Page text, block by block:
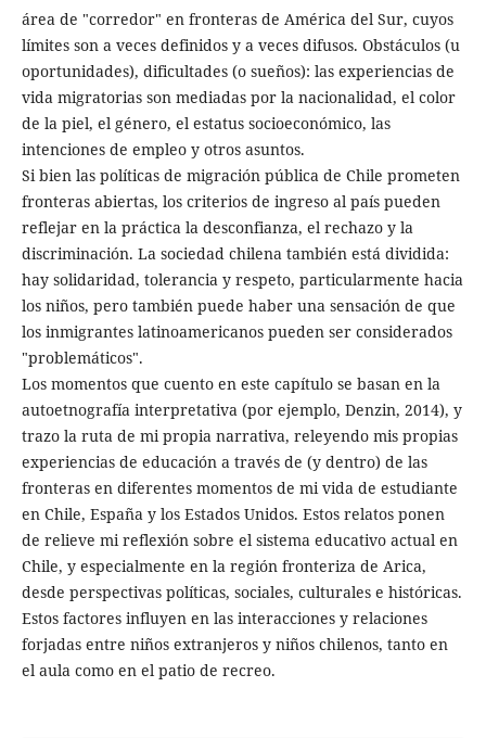
área de "corredor" en fronteras de América del Sur, cuyos
límites son a veces definidos y a veces difusos. Obstáculos (u
oportunidades), dificultades (o sueños): las experiencias de
vida migratorias son mediadas por la nacionalidad, el color
de la piel, el género, el estatus socioeconómico, las
intenciones de empleo y otros asuntos.
Si bien las políticas de migración pública de Chile prometen
fronteras abiertas, los criterios de ingreso al país pueden
reflejar en la práctica la desconfianza, el rechazo y la
discriminación. La sociedad chilena también está dividida:
hay solidaridad, tolerancia y respeto, particularmente hacia
los niños, pero también puede haber una sensación de que
los inmigrantes latinoamericanos pueden ser considerados
"problemáticos".
Los momentos que cuento en este capítulo se basan en la
autoetnografía interpretativa (por ejemplo, Denzin, 2014), y
trazo la ruta de mi propia narrativa, releyendo mis propias
experiencias de educación a través de (y dentro) de las
fronteras en diferentes momentos de mi vida de estudiante
en Chile, España y los Estados Unidos. Estos relatos ponen
de relieve mi reflexión sobre el sistema educativo actual en
Chile, y especialmente en la región fronteriza de Arica,
desde perspectivas políticas, sociales, culturales e históricas.
Estos factores influyen en las interacciones y relaciones
forjadas entre niños extranjeros y niños chilenos, tanto en
el aula como en el patio de recreo.